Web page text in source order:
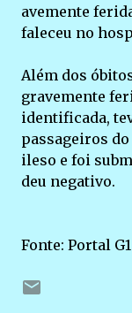
avemente
faleceu no
Além dos
gravemente
identificada,
passageiros
ileso e foi
deu negativo.
Fonte: Portal